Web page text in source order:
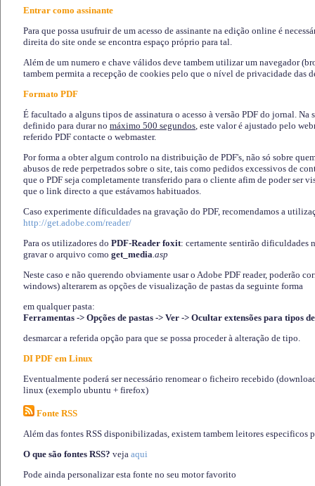
Entrar como assinante
Para que possa usufruir de um acesso de assinante na edição online é
direita do site onde se encontra espaço próprio para tal.
Além de um numero e chave válidos deve tambem utilizar um navegador
tambem permita a recepção de cookies pelo que o nível de privacidade das
Formato PDF
É facultado a alguns tipos de assinatura o acesso à versão PDF do jornal. Na
definido para durar no máximo 500 segundos, este valor é ajustado pelo
referido PDF contacte o webmaster.
Por forma a obter algum controlo na distribuição de PDF's, não só sobre
abusos de rede perpetrados sobre o site, tais como pedidos excessivos de
que o PDF seja completamente transferido para o cliente afim de poder ser
que o link directo a que estávamos habituados.
Caso experimente díficuldades na gravação do PDF, recomendamos a
http://get.adobe.com/reader/
Para os utilizadores do PDF-Reader foxit: certamente sentirão dificuldades
gravar o arquivo como get_media.asp
Neste caso e não querendo obviamente usar o Adobe PDF reader, poderão
windows) alterarem as opções de visualização de pastas da seguinte forma
em qualquer pasta:
Ferramentas -> Opções de pastas -> Ver -> Ocultar extensões para tipos
desmarcar a referida opção para que se possa proceder à alteração de tipo.
DI PDF em Linux
Eventualmente poderá ser necessário renomear o ficheiro recebido
linux (exemplo ubuntu + firefox)
Fonte RSS
Além das fontes RSS disponibilizadas, existem tambem leitores especificos
O que são fontes RSS? veja aqui
Pode ainda personalizar esta fonte no seu motor favorito